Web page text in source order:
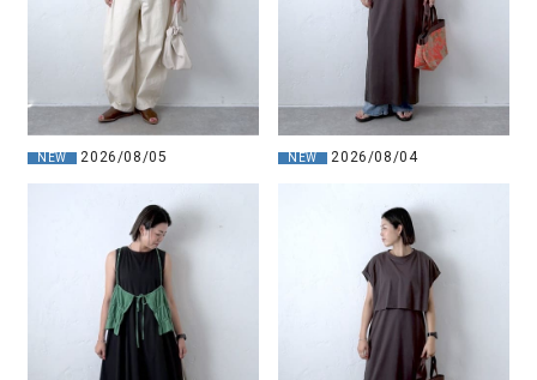
NEW 2026/08/05 NEW 2026/08/04